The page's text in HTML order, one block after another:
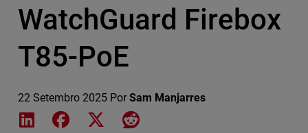
WatchGuard Firebox
T85-PoE
22 Setembro 2025 Por Sam Manjarres
Share on LinkedIn
Share on Facebook
Share on XShare on Reddit